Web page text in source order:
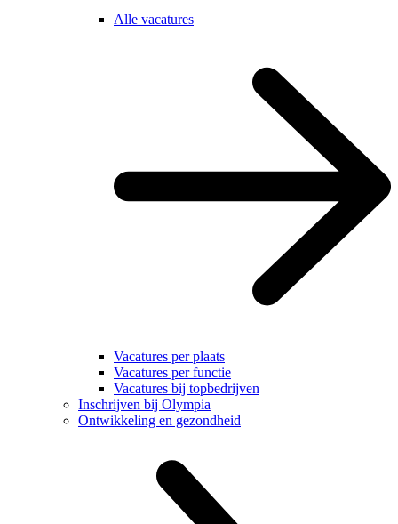
Alle vacatures
Vacatures per plaats
Vacatures per functie
Vacatures bij topbedrijven
Inschrijven bij Olympia
Ontwikkeling en gezondheid